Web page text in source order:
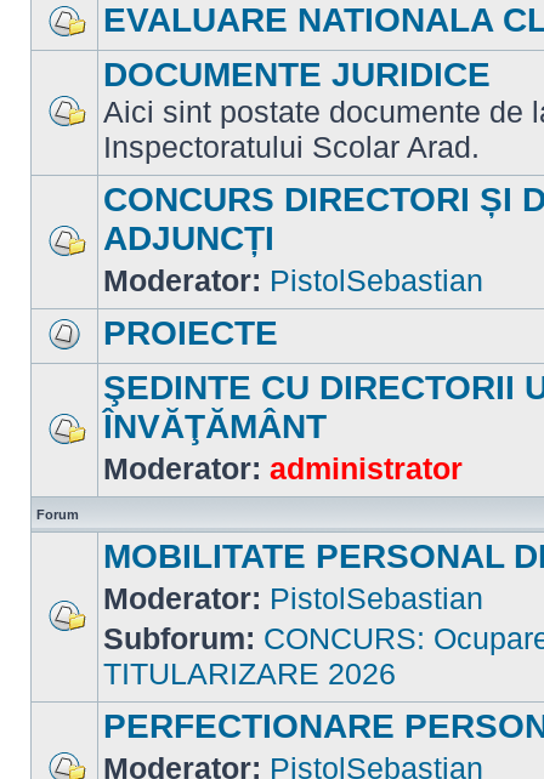
mesaje
necitite
mesaje
necitite
EVALUARE NATIONALA
sunt
mesaje
necitite
DOCUMENTE JURIDICE
Aici sint postate documente de
Inspectoratului Scolar Arad.
sunt
mesaje
CONCURS DIRECTORI ȘI
ADJUNCȚI
Moderator: PistolSebastian
mesaje
necitite
PROIECTE
sunt
mesaje
ŞEDINTE CU DIRECTORII
ÎNVĂŢĂMÂNT
Moderator: administrator
Forum
Nu
sunt
mesaje
MOBILITATE PERSONAL
Moderator: PistolSebastian
Subforum: CONCURS:
TITULARIZARE 2026
PERFECTIONARE
Moderator: PistolSebastian